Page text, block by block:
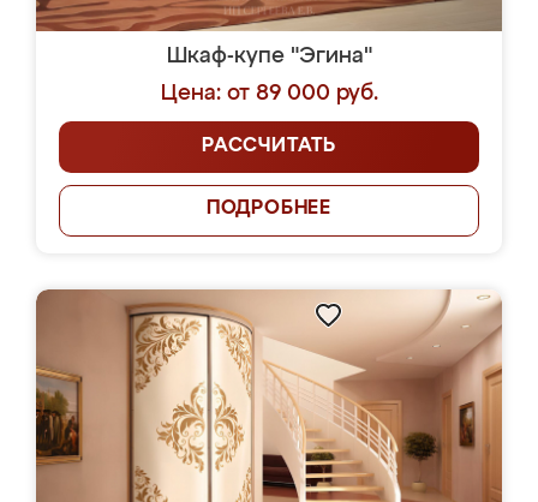
Шкаф-купе "Эгина"
Цена: от 89 000 руб.
РАССЧИТАТЬ
ПОДРОБНЕЕ